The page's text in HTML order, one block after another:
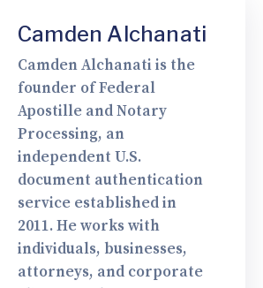
Camden Alchanati
Camden Alchanati is the
founder of Federal
Apostille and Notary
Processing, an
independent U.S.
document authentication
service established in
2011. He works with
individuals, businesses,
attorneys, and corporate